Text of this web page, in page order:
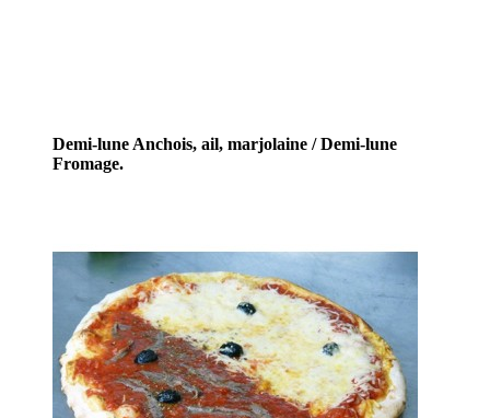
Demi-lune Anchois, ail, marjolaine / Demi-lune
Fromage.